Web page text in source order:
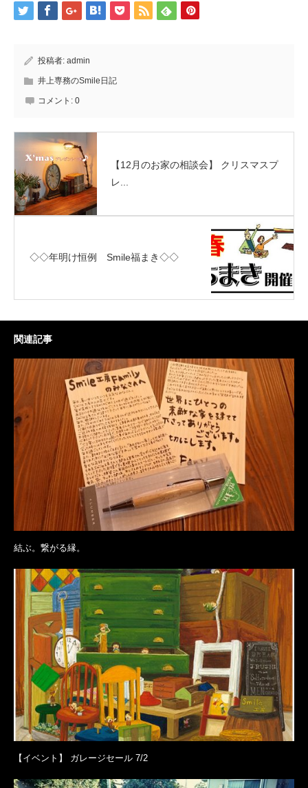
投稿者: admin
井上専務のSmile日記
コメント: 0
【12月のお家の相談会】 クリスマスプ
レ...
◇◇年明け恒例 Smile福まき◇◇
関連記事
結ぶ。繋がる縁。
【イベント】 ガレージセール 7/2